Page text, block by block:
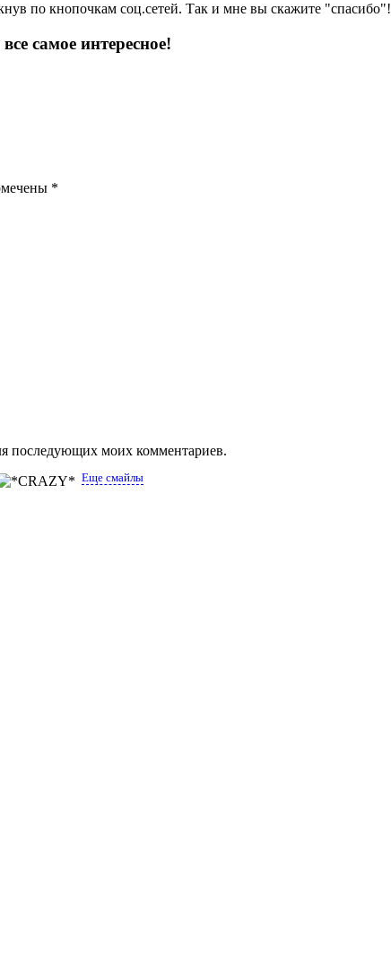
по кнопочкам соц.сетей. Так и мне вы скажите "спасибо"!
самое интересное!
*
последующих моих комментариев.
Еще смайлы